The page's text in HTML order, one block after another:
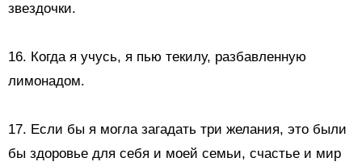
звездочки.
16. Когда я учусь, я пью текилу, разбавленную
лимонадом.
17. Если бы я могла загадать три желания, это были
бы здоровье для себя и моей семьи, счастье и мир